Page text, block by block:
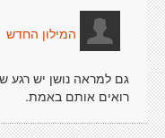
המילון החדש
גם למראה נושן יש רגע
רואים אותם באמת.